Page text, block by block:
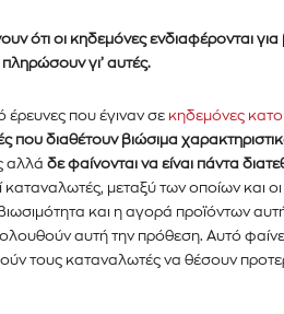
ότι οι κηδεμόνες ενδιαφέρονται
πληρώσουν γι’ αυτές.
έρευνες που έγιναν σε κηδεμόνες
που διαθέτουν βιώσιμα
αλλά δε φαίνονται να είναι πάντα
καταναλωτές, μεταξύ των οποίων και
και η αγορά προϊόντων
αυτή την πρόθεση. Αυτό
τους καταναλωτές να θέσουν